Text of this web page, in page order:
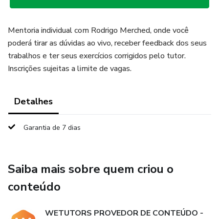
Mentoria individual com Rodrigo Merched, onde você
poderá tirar as dúvidas ao vivo, receber feedback dos seus
trabalhos e ter seus exercícios corrigidos pelo tutor.
Inscrições sujeitas a limite de vagas.
Detalhes
Garantia de 7 dias
Saiba mais sobre quem criou o
conteúdo
WETUTORS PROVEDOR DE CONTEÚDO -